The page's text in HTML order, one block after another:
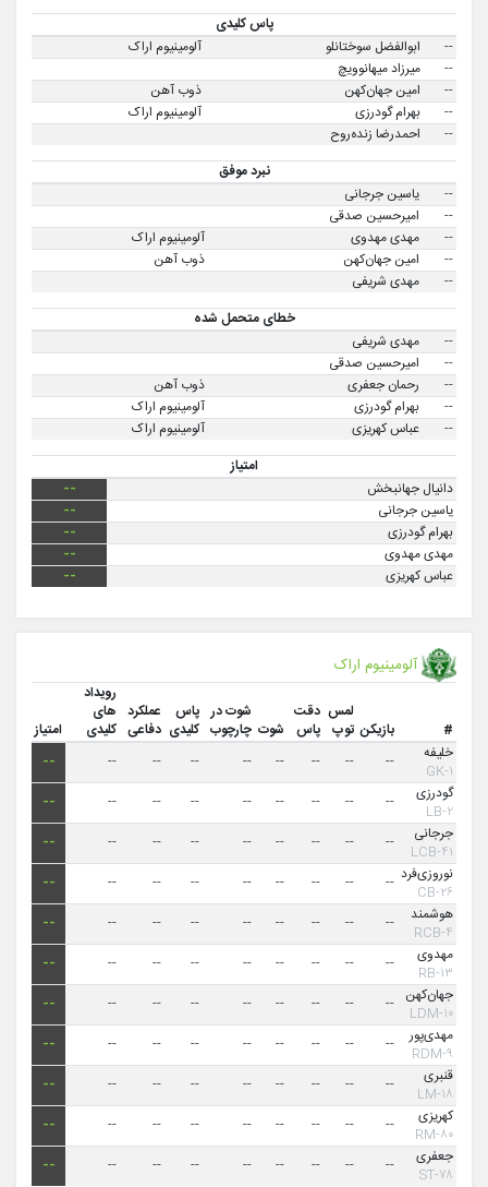
پاس کلیدی
--
ابوالفضل سوختانلو
آلومینیوم اراک
--
میرزاد میهانوویچ
--
امین جهان‌کهن
ذوب آهن
--
بهرام گودرزی
آلومینیوم اراک
--
احمدرضا زنده‌روح
نبرد موفق
--
یاسین جرجانی
--
امیرحسین صدقی
--
مهدی مهدوی
آلومینیوم اراک
--
امین جهان‌کهن
ذوب آهن
--
مهدی شریفی
خطای متحمل شده
--
مهدی شریفی
--
امیرحسین صدقی
--
رحمان جعفری
ذوب آهن
--
بهرام گودرزی
آلومینیوم اراک
--
عباس کهریزی
آلومینیوم اراک
امتیاز
دانیال جهانبخش
--
یاسین جرجانی
--
بهرام گودرزی
--
مهدی مهدوی
--
عباس کهریزی
--
آلومینیوم اراک
# بازیکن
لمس
توپ
دقت
پاس
شوت
شوت در
چارچوب
پاس
کلیدی
عملکرد
دفاعی
رویداد
های
کلیدی
امتیاز
خلیفه
۱-GK
--
--
--
--
--
--
--
--
--
گودرزی
۲-LB
--
--
--
--
--
--
--
--
--
جرجانی
۴۱-LCB
--
--
--
--
--
--
--
--
--
نوروزی‌فرد
۲۶-CB
--
--
--
--
--
--
--
--
--
هوشمند
۴-RCB
--
--
--
--
--
--
--
--
--
مهدوی
۱۳-RB
--
--
--
--
--
--
--
--
--
جهان‌کهن
۱۰-LDM
--
--
--
--
--
--
--
--
--
مهدی‌پور
۹-RDM
--
--
--
--
--
--
--
--
--
قنبری
۱۸-LM
--
--
--
--
--
--
--
--
--
کهریزی
۸۰-RM
--
--
--
--
--
--
--
--
--
جعفری
۷۸-ST
--
--
--
--
--
--
--
--
--